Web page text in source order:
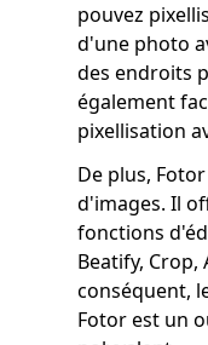
pouvez
d'une photo
des endroits
également
pixellisation
De plus,
d'images. Il
fonctions
Beatify, Crop,
conséquent,
Fotor est un